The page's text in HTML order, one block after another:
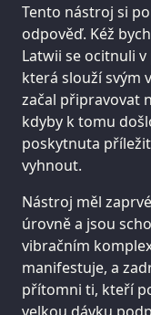
Tento nástroj si
odpověď. Kéž
Latwii se ocitnuli
která slouží svým
začal připravovat
kdyby k tomu
poskytnuta
vyhnout.
Nástroj měl
úrovně a jsou
vibračním
manifestuje, a
přítomni ti, kteří